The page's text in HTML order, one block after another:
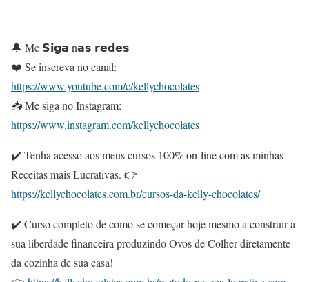
🔔 Me 𝗦𝗶𝗴𝗮 n𝗮𝘀 𝗿𝗲𝗱𝗲𝘀
❤️ Se inscreva no canal:
https://www.youtube.com/c/kellychocolates
📥 Me siga no Instagram:
https://www.instagram.com/kellychocolates
✔️ Tenha acesso aos meus cursos 100% on-line com as minhas
Receitas mais Lucrativas. 👉
https://kellychocolates.com.br/cursos-da-kelly-chocolates/
✔️ Curso completo de como se começar hoje mesmo a construir a
sua liberdade financeira produzindo Ovos de Colher diretamente
da cozinha de sua casa!